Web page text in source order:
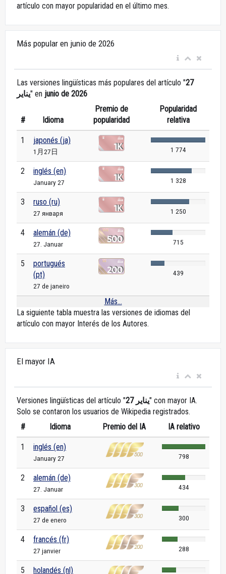
artículo con mayor popularidad en el último mes.
Más popular en junio de 2026
Las versiones lingüísticas más populares del artículo "27
يناير" en junio de 2026
# Idioma
Premio de
popularidad
Popularidad
relativa
1 japonés (ja)
1月27日 1 774
2 inglés (en)
January 27 1 328
3 ruso (ru)
27 января 1 250
4 alemán (de)
27. Januar 715
5
portugués
(pt)
27 de janeiro
439
Más...
La siguiente tabla muestra las versiones de idiomas del
artículo con mayor Interés de los Autores.
El mayor IA
Versiones lingüísticas del artículo " 27 يناير" con mayor IA.
Solo se contaron los usuarios de Wikipedia registrados.
#
Idioma Premio del IA IA relativo
1 inglés (en)
January 27 798
2 alemán (de)
27. Januar 434
3 español (es)
27 de enero 300
4 francés (fr)
27 janvier 288
5 holandés (nl)